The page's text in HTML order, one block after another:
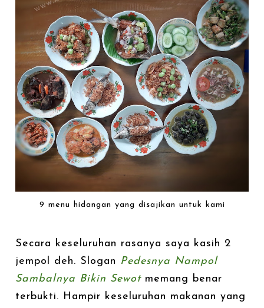
9 menu hidangan yang disajikan untuk kami
Secara keseluruhan rasanya saya kasih 2
jempol deh. Slogan Pedesnya Nampol
Sambalnya Bikin Sewotmemang benar
terbukti. Hampir keseluruhan makanan yang